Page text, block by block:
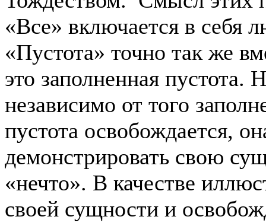
«Все» включается в себя
«Пустота» точно так же
это заполненная пустота.
независимо от того
пустота освобождается,
демонстрировать свою
«нечто». В качестве
своей сущности и